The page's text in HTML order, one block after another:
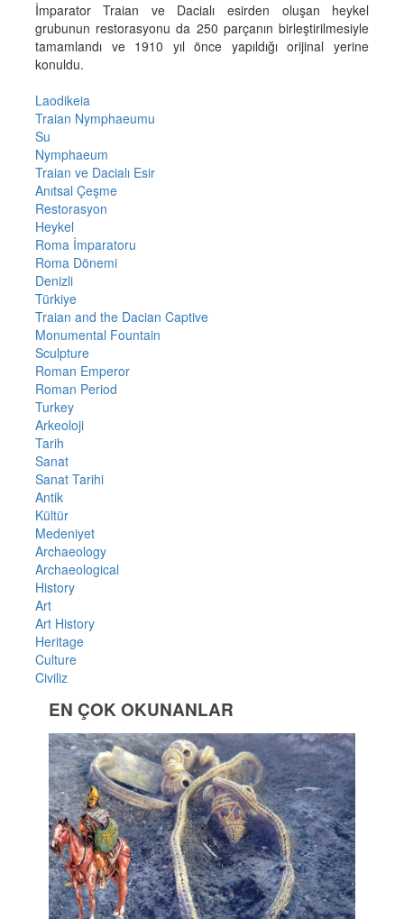
İmparator Traian ve Dacialı esirden oluşan heykel
grubunun restorasyonu da 250 parçanın birleştirilmesiyle
tamamlandı ve 1910 yıl önce yapıldığı orijinal yerine
konuldu.
Laodikeia
Traian Nymphaeumu
Su
Nymphaeum
Traian ve Dacialı Esir
Anıtsal Çeşme
Restorasyon
Heykel
Roma İmparatoru
Roma Dönemi
Denizli
Türkiye
Traian and the Dacian Captive
Monumental Fountain
Sculpture
Roman Emperor
Roman Period
Turkey
Arkeoloji
Tarih
Sanat
Sanat Tarihi
Antik
Kültür
Medeniyet
Archaeology
Archaeological
History
Art
Art History
Heritage
Culture
Civiliz
EN ÇOK OKUNANLAR